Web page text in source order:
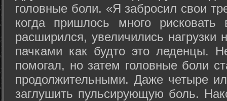
головные боли. «Я забросил свои
когда пришлось много
расширился, увеличились нагрузки
пачками как будто это леденцы.
помогал, но затем головные боли
продолжительными. Даже четыре
заглушить пульсирующую боль.